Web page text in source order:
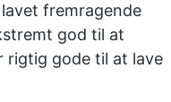
fremragende
god til at
rigtig gode til at lave